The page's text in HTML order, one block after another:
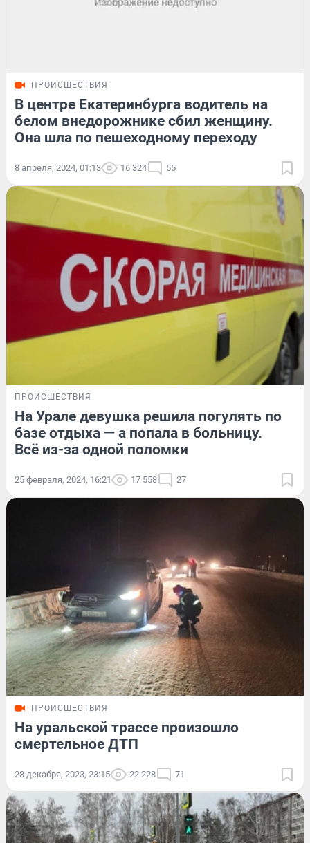
ПРОИСШЕСТВИЯ
В центре Екатеринбурга водитель на
белом внедорожнике сбил женщину.
Она шла по пешеходному переходу
8 апреля, 2024, 01:13 16 324 55
ПРОИСШЕСТВИЯ
На Урале девушка решила погулять по
базе отдыха — а попала в больницу.
Всё из-за одной поломки
25 февраля, 2024, 16:21 17 558 27
ПРОИСШЕСТВИЯ
На уральской трассе произошло
смертельное ДТП
28 декабря, 2023, 23:15 22 228 71